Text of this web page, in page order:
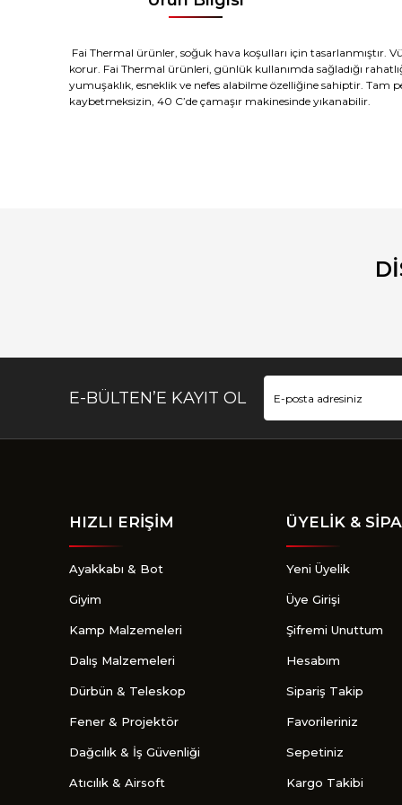
Fai Thermal ürünler, soğuk hava koşulları için tasarlanmıştır.
korur. Fai Thermal ürünleri, günlük kullanımda sağladığı
yumuşaklık, esneklik ve nefes alabilme özelliğine sahiptir.
kaybetmeksizin, 40 C’de çamaşır makinesinde yıkanabilir.
E-BÜLTEN’E KAYIT OL
HIZLI ERİŞİM
Ayakkabı & Bot
Giyim
Kamp Malzemeleri
Dalış Malzemeleri
Dürbün & Teleskop
Fener & Projektör
Dağcılık & İş Güvenliği
Atıcılık & Airsoft
ÜYELİK &
Yeni Üyelik
Üye Girişi
Şifremi Unuttum
Hesabım
Sipariş Takip
Favorileriniz
Sepetiniz
Kargo Takibi